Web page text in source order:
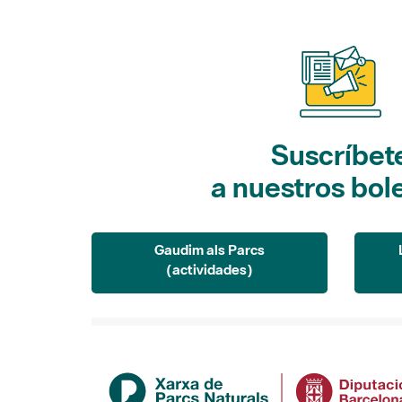
a nuestros
Gaudim als Parcs
(actividades)